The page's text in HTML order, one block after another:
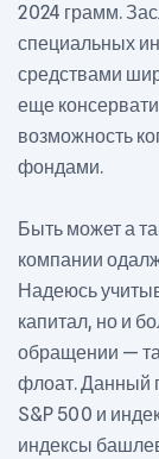
2024 грамм.
специальных
средствами
еще
возможность
фондами.
Быть может а
компании
Надеюсь
капитал, но и
обращении —
флоат. Данный
S&P 500 и
индексы